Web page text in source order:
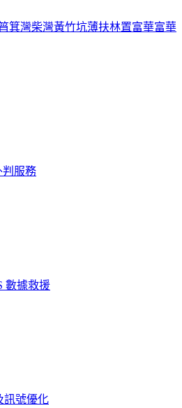
箕灣柴灣黃竹坑薄扶林置富華富華
判服務
數據救援
訊號優化